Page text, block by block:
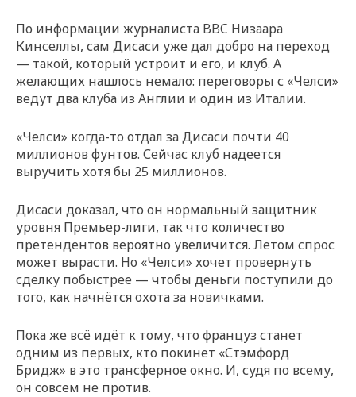
По информации журналиста BBC Низаара
Кинселлы, сам Дисаси уже дал добро на переход
— такой, который устроит и его, и клуб. А
желающих нашлось немало: переговоры с «Челси»
ведут два клуба из Англии и один из Италии.
«Челси» когда-то отдал за Дисаси почти 40
миллионов фунтов. Сейчас клуб надеется
выручить хотя бы 25 миллионов.
Дисаси доказал, что он нормальный защитник
уровня Премьер-лиги, так что количество
претендентов вероятно увеличится. Летом спрос
может вырасти. Но «Челси» хочет провернуть
сделку побыстрее — чтобы деньги поступили до
того, как начнётся охота за новичками.
Пока же всё идёт к тому, что француз станет
одним из первых, кто покинет «Стэмфорд
Бридж» в это трансферное окно. И, судя по всему,
он совсем не против.